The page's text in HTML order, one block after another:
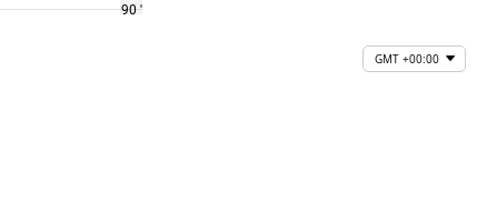
90 '
GMT +00:00